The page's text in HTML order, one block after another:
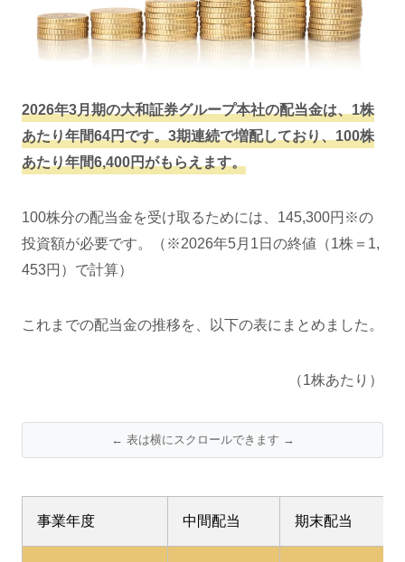
2026年3月期の大和証券グループ本社の配当金は、1株
あたり年間64円です。3期連続で増配しており、100株
あたり年間6,400円がもらえます。
100株分の配当金を受け取るためには、145,300円※の
投資額が必要です。（※2026年5月1日の終値（1株＝1,
453円）で計算）
これまでの配当金の推移を、以下の表にまとめました。
（1株あたり）
← 表は横にスクロールできます →
事業年度 中間配当 期末配当